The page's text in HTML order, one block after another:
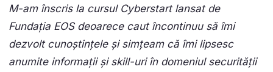
M-am înscris la cursul Cyberstart lansat de
Fundația EOS deoarece caut încontinuu să îmi
dezvolt cunoștințele și simțeam că îmi lipsesc
anumite informații și skill-uri în domeniul securității